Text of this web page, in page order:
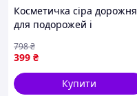
Косметичка сіра дорожня
для подорожей і
тканини Меланж
арт.YZ849-1
399 ₴
798₴
Купити